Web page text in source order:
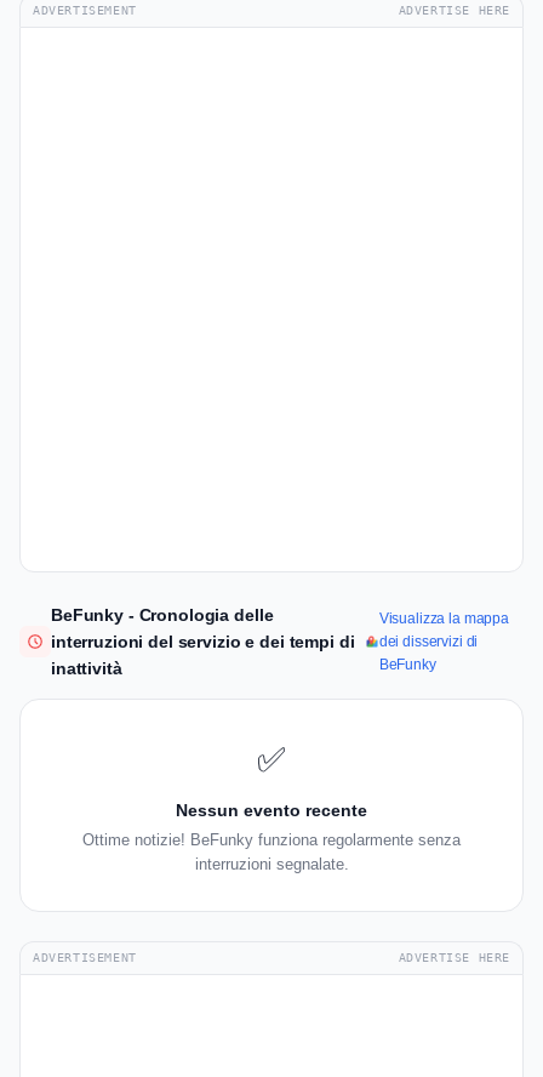
ADVERTISEMENT ADVERTISE HERE
BeFunky - Cronologia delle
interruzioni del servizio e dei tempi di
inattività
Visualizza la mappa
dei disservizi di
BeFunky
✅
Nessun evento recente
Ottime notizie! BeFunky funziona regolarmente senza
interruzioni segnalate.
ADVERTISEMENT ADVERTISE HERE